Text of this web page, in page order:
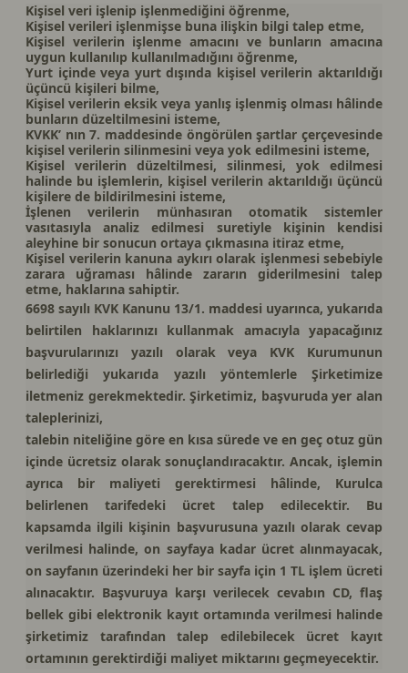
Kişisel veri işlenip işlenmediğini öğrenme,
Kişisel verileri işlenmişse buna ilişkin bilgi talep etme,
Kişisel verilerin işlenme amacını ve bunların amacına
uygun kullanılıp kullanılmadığını öğrenme,
Yurt içinde veya yurt dışında kişisel verilerin aktarıldığı
üçüncü kişileri bilme,
Kişisel verilerin eksik veya yanlış işlenmiş olması hâlinde
bunların düzeltilmesini isteme,
KVKK’ nın 7. maddesinde öngörülen şartlar çerçevesinde
kişisel verilerin silinmesini veya yok edilmesini isteme,
Kişisel verilerin düzeltilmesi, silinmesi, yok edilmesi
halinde bu işlemlerin, kişisel verilerin aktarıldığı üçüncü
kişilere de bildirilmesini isteme,
İşlenen verilerin münhasıran otomatik sistemler
vasıtasıyla analiz edilmesi suretiyle kişinin kendisi
aleyhine bir sonucun ortaya çıkmasına itiraz etme,
Kişisel verilerin kanuna aykırı olarak işlenmesi sebebiyle
zarara uğraması hâlinde zararın giderilmesini talep
etme, haklarına sahiptir.
6698 sayılı KVK Kanunu 13/1. maddesi uyarınca, yukarıda
belirtilen haklarınızı kullanmak amacıyla yapacağınız
başvurularınızı yazılı olarak veya KVK Kurumunun
belirlediği yukarıda yazılı yöntemlerle Şirketimize
iletmeniz gerekmektedir. Şirketimiz, başvuruda yer alan
taleplerinizi,
talebin niteliğine göre en kısa sürede ve en geç otuz gün
içinde ücretsiz olarak sonuçlandıracaktır. Ancak, işlemin
ayrıca bir maliyeti gerektirmesi hâlinde, Kurulca
belirlenen tarifedeki ücret talep edilecektir. Bu
kapsamda ilgili kişinin başvurusuna yazılı olarak cevap
verilmesi halinde, on sayfaya kadar ücret alınmayacak,
on sayfanın üzerindeki her bir sayfa için 1 TL işlem ücreti
alınacaktır. Başvuruya karşı verilecek cevabın CD, flaş
bellek gibi elektronik kayıt ortamında verilmesi halinde
şirketimiz tarafından talep edilebilecek ücret kayıt
ortamının gerektirdiği maliyet miktarını geçmeyecektir.